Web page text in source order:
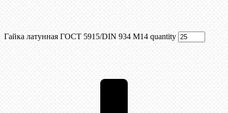
Гайка латунная ГОСТ 5915/DIN 934 М14 quantity